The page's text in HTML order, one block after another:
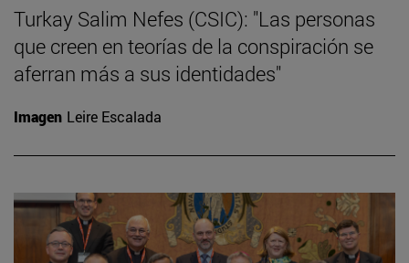
Turkay Salim Nefes (CSIC): "Las personas
que creen en teorías de la conspiración se
aferran más a sus identidades"
Imagen Leire Escalada